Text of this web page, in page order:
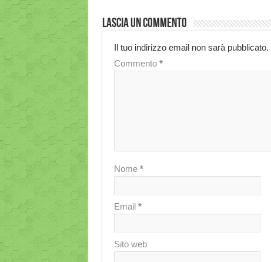
Lascia un commento
Il tuo indirizzo email non sarà pubblicato.
Commento *
Nome *
Email *
Sito web